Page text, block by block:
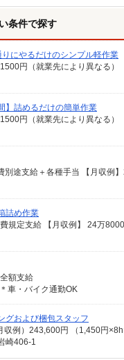
条件で探す
にやるだけのシンプル軽作業
円（就業先により異なる）
】詰めるだけの簡単作業
円（就業先により異なる）
詰め作業
額支給
車・バイク通勤OK
グおよび梱包スタッフ
例）243,600円 （1,450円
崎406-1